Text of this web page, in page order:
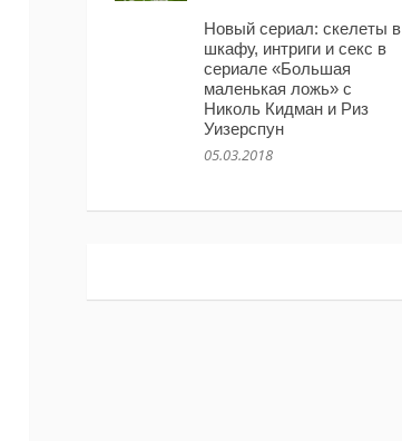
Новый сериал: скелеты в
шкафу, интриги и секс в
сериале «Большая
маленькая ложь» с
Николь Кидман и Риз
Уизерспун
05.03.2018